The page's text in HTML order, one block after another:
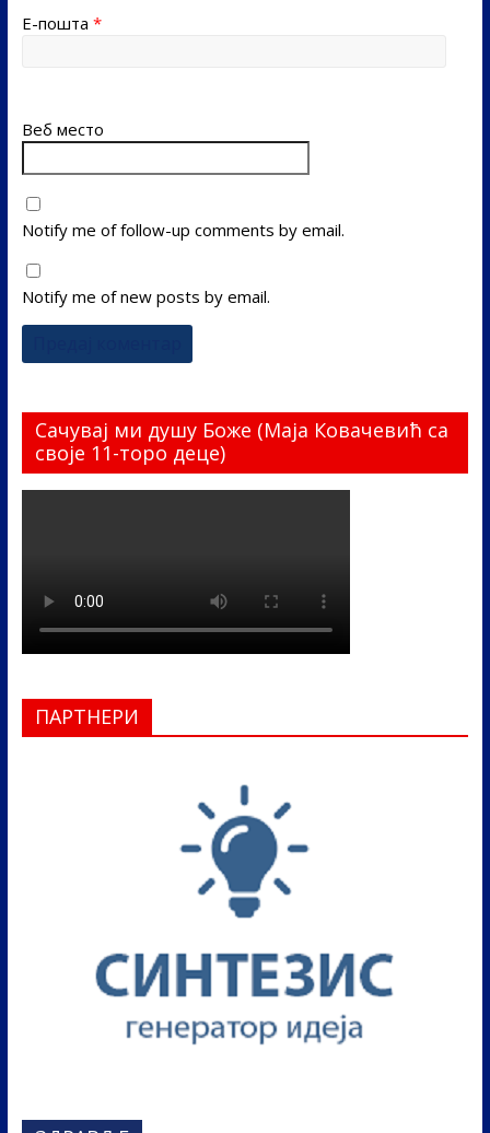
Е-пошта *
Веб место
Notify me of follow-up comments by email.
Notify me of new posts by email.
Сачувај ми душу Боже (Маја Ковачевић са
своје 11-торо деце)
ПАРТНЕРИ